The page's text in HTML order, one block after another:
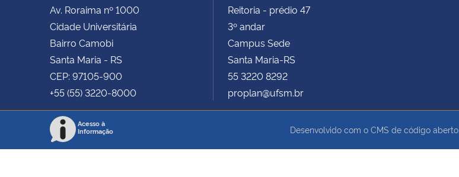
Av. Roraima nº 1000
Cidade Universitária
Bairro Camobi
Santa Maria - RS
CEP: 97105-900
+55 (55) 3220-8000
Reitoria - prédio 47
3º andar
Campus Sede
Santa Maria-RS
55 3220 8292
proplan@ufsm.br
Acesso à
Informação
Desenvolvido com o CMS de código aberto